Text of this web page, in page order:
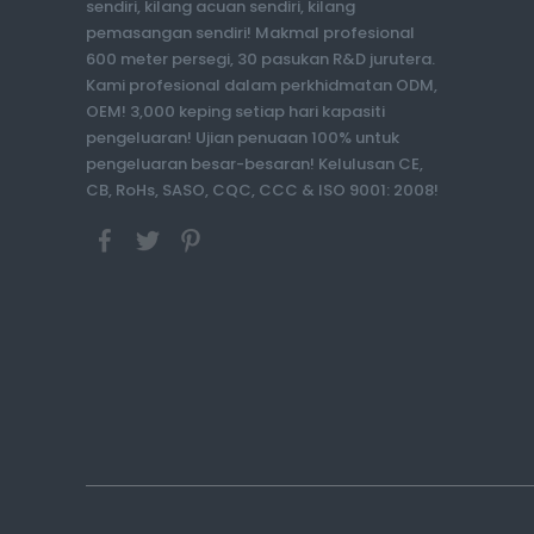
sendiri, kilang acuan sendiri, kilang
pemasangan sendiri! Makmal profesional
600 meter persegi, 30 pasukan R&D jurutera.
Kami profesional dalam perkhidmatan ODM,
OEM! 3,000 keping setiap hari kapasiti
pengeluaran! Ujian penuaan 100% untuk
pengeluaran besar-besaran! Kelulusan CE,
CB, RoHs, SASO, CQC, CCC & ISO 9001: 2008!